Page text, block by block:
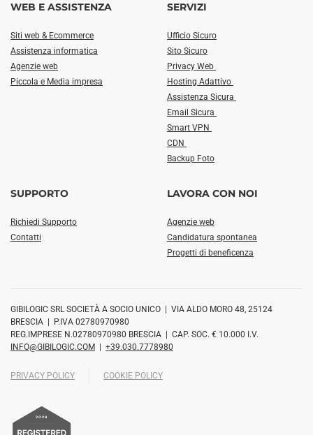
WEB E ASSISTENZA
Siti web & Ecommerce
Assistenza informatica
Agenzie web
Piccola e Media impresa
SERVIZI
Ufficio Sicuro
Sito Sicuro
Privacy Web
Hosting Adattivo
Assistenza Sicura
Email Sicura
Smart VPN
CDN
Backup Foto
SUPPORTO
Richiedi Supporto
Contatti
LAVORA CON NOI
Agenzie web
Candidatura spontanea
Progetti di beneficenza
GIBILOGIC SRL SOCIETÀ A SOCIO UNICO | VIA ALDO MORO 48, 25124
BRESCIA | P.IVA 02780970980
REG.IMPRESE N.02780970980 BRESCIA | CAP. SOC. € 10.000 I.V.
INFO@GIBILOGIC.COM
+39.030.7778980
PRIVACY POLICY COOKIE POLICY